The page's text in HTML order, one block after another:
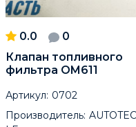
0.0
0
Клапан топливного
фильтра OM611
Артикул: 0702
Производитель: